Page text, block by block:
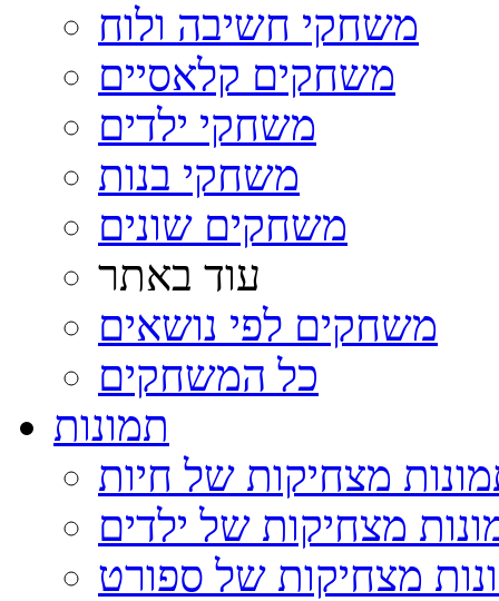
משחקי חשיבה ולוח
משחקים קלאסיים
משחקי ילדים
משחקי בנות
משחקים שונים
עוד באתר
משחקים לפי נושאים
כל המשחקים
תמונות
מצחיקות של חיות
מצחיקות של ילדים
מצחיקות של ספורט